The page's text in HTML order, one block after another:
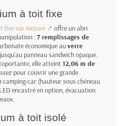
à toit fixe
fixe sur mesure ↗ offre un abri
:7 remplissages de
économique auverre
panneau sandwich opaque.
elle atteint 12,06 m de
pour couvrir une grande
car (hauteur sous chéneau
encastré en option, évacuation
à toit isolé